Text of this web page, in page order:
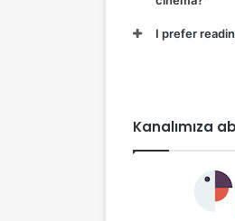
I prefer
Kanalımıza